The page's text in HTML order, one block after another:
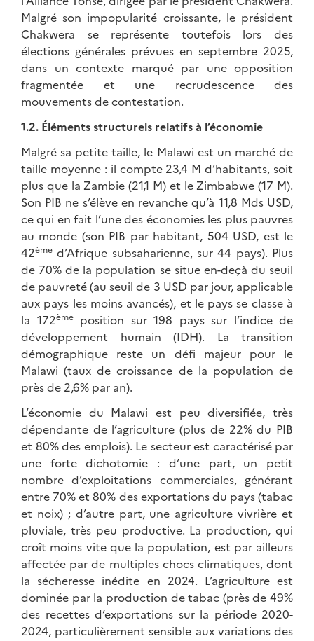
Malgré son impopularité croissante, le président
Chakwera se représente toutefois lors des
élections générales prévues en septembre 2025,
dans un contexte marqué par une opposition
fragmentée et une recrudescence des
mouvements de contestation.
1.2. Éléments structurels relatifs à l’économie
Malgré sa petite taille, le Malawi est un marché de
taille moyenne : il compte 23,4 M d’habitants, soit
plus que la Zambie (21,1 M) et le Zimbabwe (17 M).
Son PIB ne s’élève en revanche qu’à 11,8 Mds USD,
ce qui en fait l’une des économies les plus pauvres
au monde (son PIB par habitant, 504 USD, est le
42ème d’Afrique subsaharienne, sur 44 pays). Plus
de 70% de la population se situe en-deçà du seuil
de pauvreté (au seuil de 3 USD par jour, applicable
aux pays les moins avancés), et le pays se classe à
la 172èmeposition sur 198 pays sur l’indice de
développement humain (IDH). La transition
démographique reste un défi majeur pour le
Malawi (taux de croissance de la population de
près de 2,6% par an).
L’économie du Malawi est peu diversifiée, très
dépendante de l’agriculture (plus de 22% du PIB
et 80% des emplois). Le secteur est caractérisé par
une forte dichotomie : d’une part, un petit
nombre d’exploitations commerciales, générant
entre 70% et 80% des exportations du pays (tabac
et noix) ; d’autre part, une agriculture vivrière et
pluviale, très peu productive. La production, qui
croît moins vite que la population, est par ailleurs
affectée par de multiples chocs climatiques, dont
la sécheresse inédite en 2024. L’agriculture est
dominée par la production de tabac (près de 49%
des recettes d’exportations sur la période 2020-
2024, particulièrement sensible aux variations des